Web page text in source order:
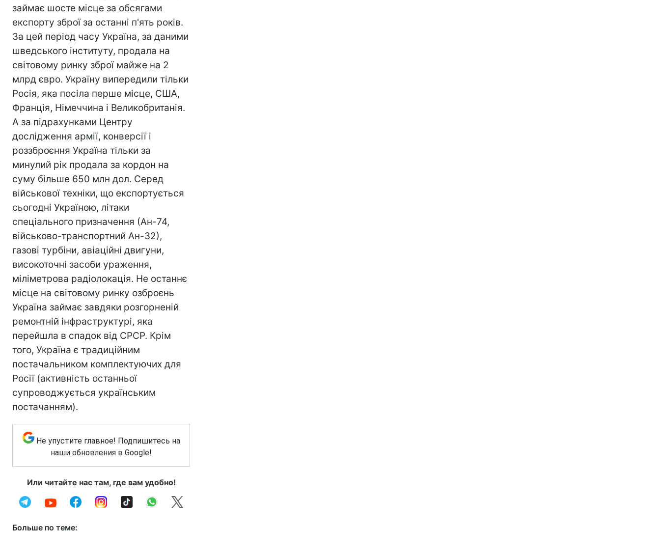
займає шосте місце за обсягами
експорту зброї за останні п'ять років.
За цей період часу Україна, за даними
шведського інституту, продала на
світовому ринку зброї майже на 2
млрд євро. Україну випередили тільки
Росія, яка посіла перше місце, США,
Франція, Німеччина і Великобританія.
А за підрахунками Центру
дослідження армії, конверсії і
роззброєння Україна тільки за
минулий рік продала за кордон на
суму більше 650 млн дол. Серед
військової техніки, що експортується
сьогодні Україною, літаки
спеціального призначення (Ан-74,
військово-транспортний Ан-32),
газові турбіни, авіаційні двигуни,
високоточні засоби ураження,
міліметрова радіолокація. Не останнє
місце на світовому ринку озброєнь
Україна займає завдяки розгорненій
ремонтній інфраструктурі, яка
перейшла в спадок від СРСР. Крім
того, Україна є традиційним
постачальником комплектуючих для
Росії (активність останньої
супроводжується українським
постачанням).
Не упустите главное! Подпишитесь на
наши обновления в Google!
Или читайте нас там, где вам удобно!
Больше по теме: